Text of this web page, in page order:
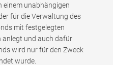
einem unabhängigen
für die Verwaltung des
mit festgelegten
anlegt und auch dafür
wird nur für den Zweck
wurde.